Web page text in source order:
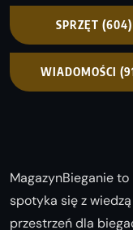
SPRZĘT (604)
WIADOMOŚCI
MagazynBieganie
spotyka się z
przestrzeń dla